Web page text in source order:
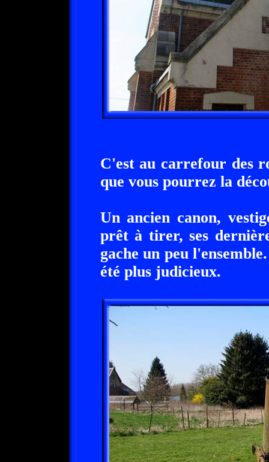
C'est au carrefour des
que vous pourrez la
Un ancien canon,
prêt à tirer, ses
gache un peu
été plus judicieux.